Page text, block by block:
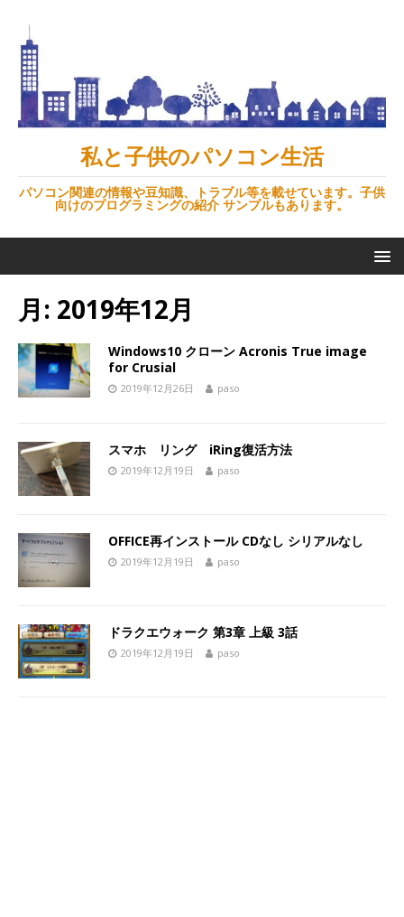
私と子供のパソコン生活
パソコン関連の情報や豆知識、トラブル等を載せています。子供
向けのプログラミングの紹介 サンプルもあります。
月: 2019年12月
Windows10 クローン Acronis True image
for Crusial
2019年12月26日 paso
スマホ リング iRing復活方法
2019年12月19日 paso
OFFICE再インストール CDなし シリアルなし
2019年12月19日 paso
ドラクエウォーク 第3章 上級 3話
2019年12月19日 paso